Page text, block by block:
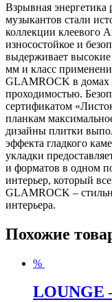
Взрывная энергетика
музыкантов стали
коллекции клеевого
износостойкое и
выдерживает
мм и класс
GLAMROCK в домах
проходимостью.
сертификатом
планкам
дизайны плитки
эффекта гладкого
укладки
и форматов в одном
интерьер, который
GLAMROCK –
интерьера.
Похожие
%